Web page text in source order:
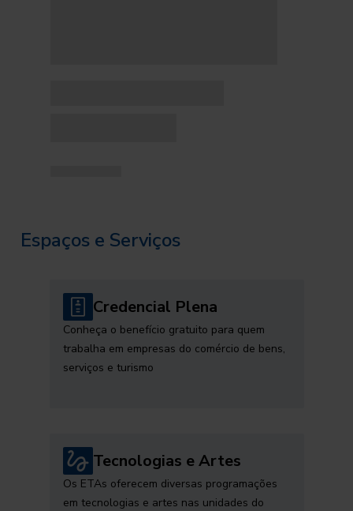
Espaços e Serviços
Credencial Plena
Conheça o benefício gratuito para quem
trabalha em empresas do comércio de bens,
serviços e turismo
Tecnologias e Artes
Os ETAs oferecem diversas programações
em tecnologias e artes nas unidades do